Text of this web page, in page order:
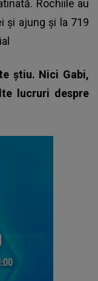
Rochiile au
și ajung și la 719
știu. Nici Gabi,
lucruri despre